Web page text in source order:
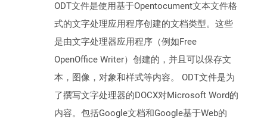
ODT文件是使用基于Opentocument文本文件格
式的文字处理应用程序创建的文档类型。这些
是由文字处理器应用程序（例如Free
OpenOffice Writer）创建的，并且可以保存文
本，图像，对象和样式等内容。 ODT文件是为
了撰写文字处理器的DOCX对Microsoft Word的
内容。包括Google文档和Google基于Web的